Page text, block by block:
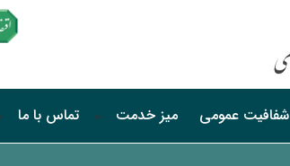
شفافیت‌ عمومی میز خدمت تماس با ما